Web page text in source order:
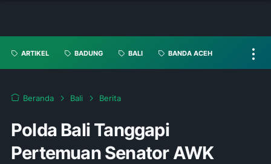
ARTIKEL BADUNG BALI BANDA ACEH
Beranda Bali Berita
Polda Bali Tanggapi
Pertemuan Senator AWK